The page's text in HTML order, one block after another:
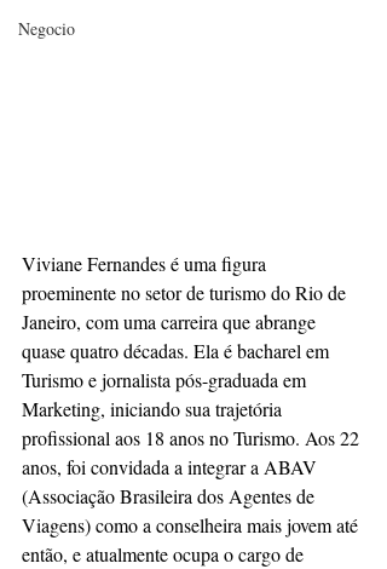
Negocio
Viviane Fernandes é uma figura
proeminente no setor de turismo do Rio de
Janeiro, com uma carreira que abrange
quase quatro décadas. Ela é bacharel em
Turismo e jornalista pós-graduada em
Marketing, iniciando sua trajetória
profissional aos 18 anos no Turismo. Aos 22
anos, foi convidada a integrar a ABAV
(Associação Brasileira dos Agentes de
Viagens) como a conselheira mais jovem até
então, e atualmente ocupa o cargo de